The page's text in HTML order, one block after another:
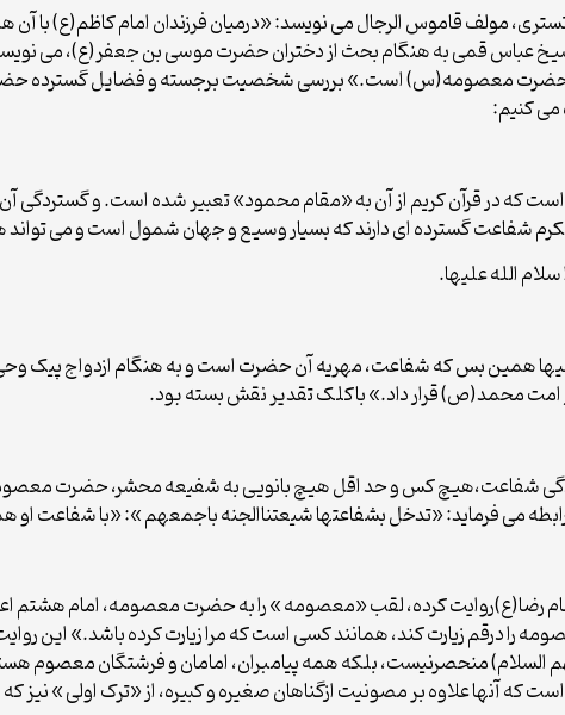
مولف قاموس الرجال می نویسد: «درمیان فرزندان امام کاظم(ع)
قمی به هنگام بحث از دختران حضرت موسی بن جعفر(ع)، می
حضرت معصومه(س) است.» بررسی شخصیت برجسته و فضایل گسترده
می کنیم:
است که در قرآن کریم از آن به «مقام محمود» تعبیر شده است. و
شفاعت گسترده ای دارند که بسیار وسیع و جهان شمول است و می تواند
همین بس که شفاعت، مهریه آن حضرت است و به هنگام ازدواج پیک وحی
امت محمد(ص) قرار داد.» باکلک تقدیر نقش بسته بود.
شفاعت،هیچ کس و حد اقل هیچ بانویی به شفیعه محشر، حضرت
می فرماید: «تدخل بشفاعتها شیعتناالجنه باجمعهم »: «با شفاعت
رضا(ع)روایت کرده، لقب «معصومه » را به حضرت معصومه، امام هشتم
درقم زیارت کند، همانند کسی است که مرا زیارت کرده باشد.» این
منحصرنیست، بلکه همه پیامبران، امامان و فرشتگان معصوم
آنها علاوه بر مصونیت ازگناهان صغیره و کبیره، از «ترک اولی » نیز